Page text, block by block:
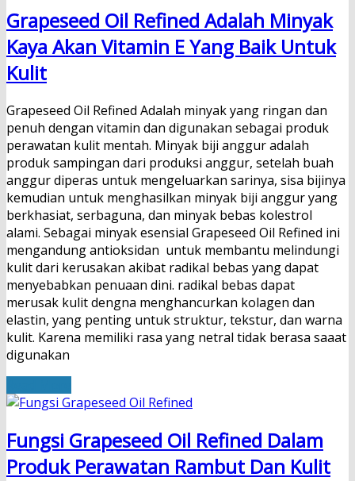
Grapeseed Oil Refined Adalah Minyak
Kaya Akan Vitamin E Yang Baik Untuk
Kulit
Grapeseed Oil Refined Adalah minyak yang ringan dan
penuh dengan vitamin dan digunakan sebagai produk
perawatan kulit mentah. Minyak biji anggur adalah
produk sampingan dari produksi anggur, setelah buah
anggur diperas untuk mengeluarkan sarinya, sisa bijinya
kemudian untuk menghasilkan minyak biji anggur yang
berkhasiat, serbaguna, dan minyak bebas kolestrol
alami. Sebagai minyak esensial Grapeseed Oil Refined ini
mengandung antioksidan untuk membantu melindungi
kulit dari kerusakan akibat radikal bebas yang dapat
menyebabkan penuaan dini. radikal bebas dapat
merusak kulit dengna menghancurkan kolagen dan
elastin, yang penting untuk struktur, tekstur, dan warna
kulit. Karena memiliki rasa yang netral tidak berasa saaat
digunakan
Fungsi Grapeseed Oil Refined Dalam
Produk Perawatan Rambut Dan Kulit